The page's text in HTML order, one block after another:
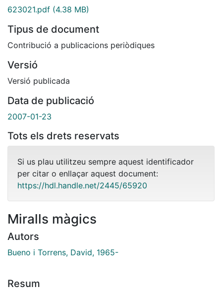
623021.pdf (4.38 MB)
Tipus de document
Contribució a publicacions periòdiques
Versió
Versió publicada
Data de publicació
2007-01-23
Tots els drets reservats
Si us plau utilitzeu sempre aquest identificador
per citar o enllaçar aquest document:
https://hdl.handle.net/2445/65920
Miralls màgics
Autors
Bueno i Torrens, David, 1965-
Resum